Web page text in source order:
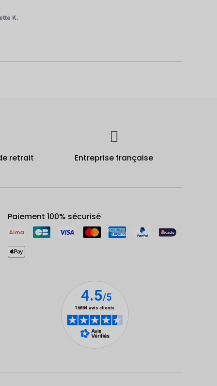
K.
retrait Entreprise française
Paiement 100% sécurisé